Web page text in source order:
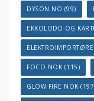
DYSON NO (99)
EKKOLODD OG
FOCO NOK (115)
GLOW FIRE NOK